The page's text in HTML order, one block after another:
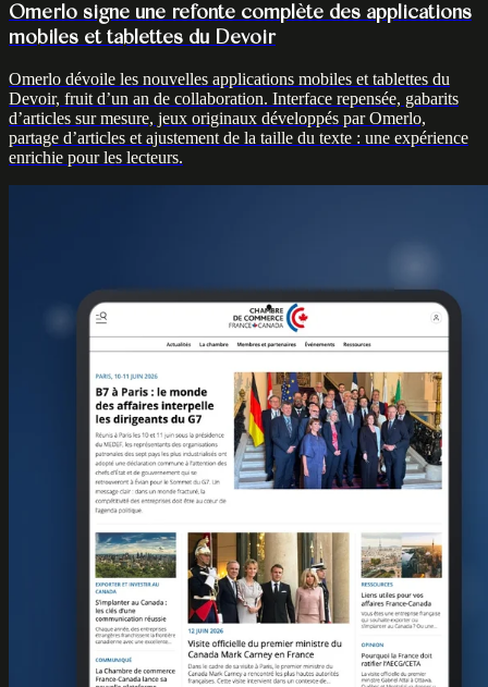
Omerlo signe une refonte complète des applications
mobiles et tablettes du Devoir
Omerlo dévoile les nouvelles applications mobiles et tablettes du
Devoir, fruit d’un an de collaboration. Interface repensée, gabarits
d’articles sur mesure, jeux originaux développés par Omerlo,
partage d’articles et ajustement de la taille du texte : une expérience
enrichie pour les lecteurs.